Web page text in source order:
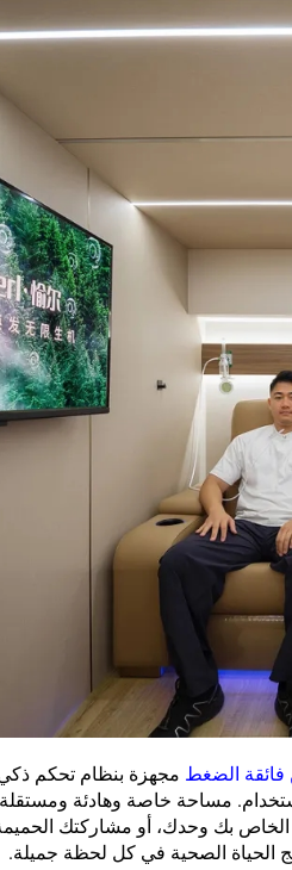
فائقة الضغط مجهزة بنظام تحكم
مساحة خاصة وهادئة
بك وحدك، أو مشاركتك الحميمة
الحياة الصحية في كل لحظة جميلة.